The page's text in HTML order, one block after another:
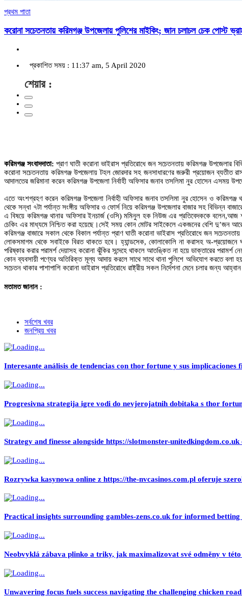
প্রথম পাতা
করোনা সচেতনতায় করিমগঞ্জ উপজেলায় পুলিশের মাইকিং; জান চলাচল চেক পোস্ট
প্রকাশিত সময় : 11:37 am, 5 April 2020
শেয়ার :
করিমগঞ্জ সংবাদদাতা: প্রাণ ঘাতী করোনা ভাইরাস প্রতিরোধে জন সচেতনতায় করিমগঞ্জ উপজেলার
করোনা সচেতনতায় করিমগঞ্জ উপজেলায় টহল জোরদার সহ জনসাধারণের জরুরী প্রয়োজন ব্যতীত
আদালতের জরিমানা করেন করিমগঞ্জ উপজেলা নির্বাহী অফিসার জনাব তসলিমা নুর হোসেন এসময়
এতে অংশগ্রহণ করেন করিমগঞ্জ উপজেলা নির্বাহী অফিসার জনাব তসলিমা নুর হোসেন ও
থেকে সন্ধা ৭টা পর্যান্ত সংঙ্গীয় অফিসার ও ফোর্স নিয়ে করিমগঞ্জ উপজেলার বাজার সহ বিভিন্ন
এ বিষয়ে করিমগঞ্জ থানার অফিসার ইনচার্জ (ওসি) মমিনুল হক নিউজ এর প্রতিবেদককে বলেন,আজ
চেকিং এর মাধ্যমে নিশ্চিত করা হয়েছে।সেই সময় কোন মোটর সাইকেলে একজনের বেশি দু’জন
করিমগঞ্জ বাজারে সকাল থেকে বিকাল পর্যান্ত প্রাণ ঘাতী করোনা ভাইরাস প্রতিরোধে জন
লোকসমাগম থেকে সবাইকে বিরত থাকতে হবে। হ্যান্ডসেক, কোলাকোলি না করাসহ অ-প্রয়োজনে
পরিষ্কার করার পরামর্শ দেয়াসহ করোনা ঝুঁকির সন্দেহে থাকলে আতঙ্কিত না হয়ে ডাক্তারের পরামর্শ
কোন ব্যবসায়ী পণ্যের অতিরিক্ত মূল্য আদায় করলে সাথে সাথে থানা পুলিশে অভিযোগ করতে বলা
সচেতন থাকার পাশাপাশি করোনা ভাইরাস প্রতিরোধে রাষ্ট্রীয় সকল নির্দেশনা মেনে চলার জন্য
মতামত জানান :
সর্বশেষ খবর
জনপ্রিয় খবর
Interesante análisis de tendencias con thor fortune y sus implicaciones
Progresivna strategija igre vodi do nevjerojatnih dobitaka s thor
Strategy and finesse alongside https://slotmonster-
Rozrywka kasynowa online z https://the-nvcasinos.com.pl oferuje
Practical insights surrounding gambles-zens.co.uk for informed betting
Neobvyklá zábava plinko a triky, jak maximalizovat své odměny v této
Unwavering focus fuels success navigating the challenging chicken